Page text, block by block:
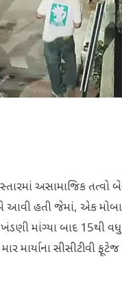
અસામાજિક તત્વો
આવી હતી જેમાં, એક
માંગ્યા બાદ 15થી
માર્યાના સીસીટીવી